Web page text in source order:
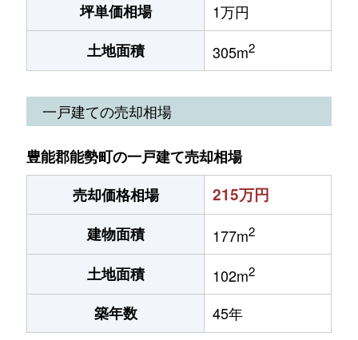
坪単価相場
1万円
土地面積
305m2
一戸建ての売却相場
豊能郡能勢町の一戸建て売却相場
売却価格相場
215万円
建物面積 177m2
土地面積 102m2
築年数 45年